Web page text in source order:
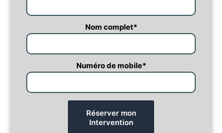
Nom complet*
Numéro de mobile*
Réserver mon
Intervention